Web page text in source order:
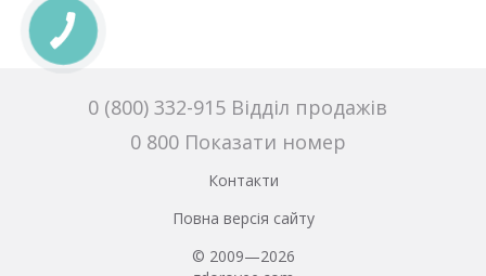
0 (800) 332-915 Відділ продажів
0 800 Показати номер
Контакти
Повна версія сайту
© 2009—2026